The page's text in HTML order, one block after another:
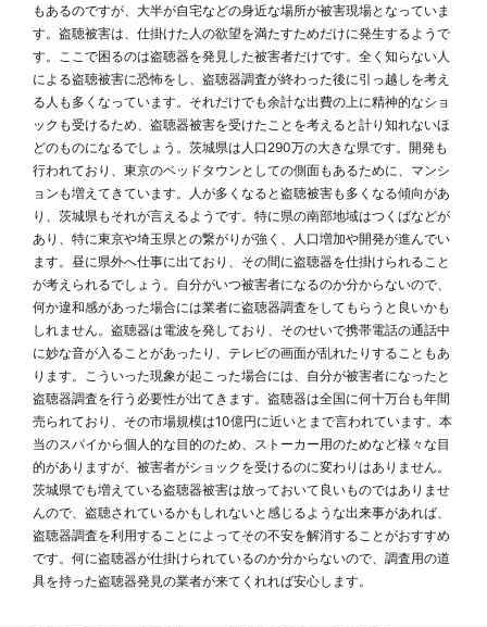
もあるのですが、大半が自宅などの身近な場所が被害現場となっていま
す。盗聴被害は、仕掛けた人の欲望を満たすためだけに発生するようで
す。ここで困るのは盗聴器を発見した被害者だけです。全く知らない人
による盗聴被害に恐怖をし、盗聴器調査が終わった後に引っ越しを考え
る人も多くなっています。それだけでも余計な出費の上に精神的なショ
ックも受けるため、盗聴器被害を受けたことを考えると計り知れないほ
どのものになるでしょう。茨城県は人口290万の大きな県です。開発も
行われており、東京のベッドタウンとしての側面もあるために、マンシ
ョンも増えてきています。人が多くなると盗聴被害も多くなる傾向があ
り、茨城県もそれが言えるようです。特に県の南部地域はつくばなどが
あり、特に東京や埼玉県との繋がりが強く、人口増加や開発が進んでい
ます。昼に県外へ仕事に出ており、その間に盗聴器を仕掛けられること
が考えられるでしょう。自分がいつ被害者になるのか分からないので、
何か違和感があった場合には業者に盗聴器調査をしてもらうと良いかも
しれません。盗聴器は電波を発しており、そのせいで携帯電話の通話中
に妙な音が入ることがあったり、テレビの画面が乱れたりすることもあ
ります。こういった現象が起こった場合には、自分が被害者になったと
盗聴器調査を行う必要性が出てきます。盗聴器は全国に何十万台も年間
売られており、その市場規模は10億円に近いとまで言われています。本
当のスパイから個人的な目的のため、ストーカー用のためなど様々な目
的がありますが、被害者がショックを受けるのに変わりはありません。
茨城県でも増えている盗聴器被害は放っておいて良いものではありませ
んので、盗聴されているかもしれないと感じるような出来事があれば、
盗聴器調査を利用することによってその不安を解消することがおすすめ
です。何に盗聴器が仕掛けられているのか分からないので、調査用の道
具を持った盗聴器発見の業者が来てくれれば安心します。